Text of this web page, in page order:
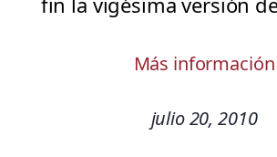
Más información
julio 20, 2010